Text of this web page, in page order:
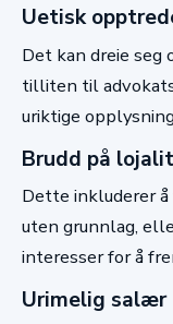
Uetisk
Det kan dreie seg
tilliten til
uriktige
Brudd på
Dette inkluderer
uten grunnlag,
interesser for å
Urimelig salær